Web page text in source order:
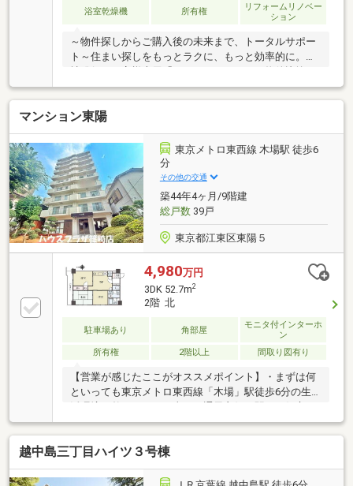
浴室乾燥機 所有権
リフォームリノベー
ション
～物件探しからご購入後の未来まで、トータルサポー
ト～住まい探しをもっとラクに、もっと効率的に。弊
内見予約、周辺環境のチェックまでスマホで完結。よ
く行く場所へのルートや所要時間がわかる「Door to
Door機能」で、通勤・通学時間もスムーズに検索でき
ます。東宝ハウス大田東京では、物件のご紹介にとど
まらず、独自の会員サービス「TOHO HOUSE CLUB」
や「未来カレンダー」を活用したライフプランニング
を通じて、ご入居後もお客様の安心と豊かな暮らしに
寄り添い続けます。
マンション東陽
東京メトロ東西線 木場駅 徒歩6
分
その他の交通
築44年4ヶ月/9階建
総戸数39戸
東京都江東区東陽５
4,980万円
3DK 52.7m2
2階 北
駐車場あり 角部屋
モニタ付インターホ
ン
所有権
2階以上 間取り図有り
【営業が感じたここがオススメポイント】・まずは何
といっても東京メトロ東西線「木場」駅徒歩6分の生
地！「マンション東陽」のご紹介です・現況居住中の
ため、ご見学ご予約を受け付けております。ご見学希
望日時をご教示ください・当該住戸は2階北西向きの
角部屋に位置しており、日当たり通風は良好・令和8
年6月に外壁や大規模修繕工事完了しております・各
越中島三丁目ハイツ３号棟